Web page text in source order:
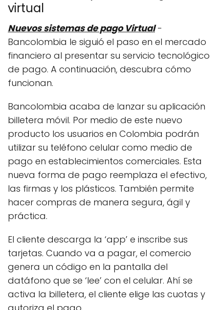
virtual
Nuevos sistemas de pago Virtual-
Bancolombia le siguió el paso en el mercado
financiero al presentar su servicio tecnológico
de pago. A continuación, descubra cómo
funcionan.
Bancolombia acaba de lanzar su aplicación
billetera móvil. Por medio de este nuevo
producto los usuarios en Colombia podrán
utilizar su teléfono celular como medio de
pago en establecimientos comerciales. Esta
nueva forma de pago reemplaza el efectivo,
las firmas y los plásticos. También permite
hacer compras de manera segura, ágil y
práctica.
El cliente descarga la ‘app’ e inscribe sus
tarjetas. Cuando va a pagar, el comercio
genera un código en la pantalla del
datáfono que se ‘lee’ con el celular. Ahí se
activa la billetera, el cliente elige las cuotas y